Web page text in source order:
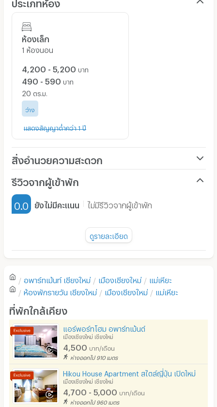
ห้องเล็ก
1 ห้องนอน
4,200 - 5,200 บาท
490 - 590 บาท
20 ตร.ม.
ว่าง
แสดงสัญญาต่ำกว่า 1 ปี
สิ่งอำนวยความสะดวก
เฟอร์นิเจอร์-ตู้, เตียง
เครื่องทำน้ำอุ่น
โซฟา
เตาปรุงอาหาร
อนุญาตให้เลี้ยงสัตว์
อนุญาตให้สูบบุหรี่ในห้องพัก
โทรศัพท์สายตรง
ที่จอดรถ
รีวิวจากผู้เข้าพัก
0.0 ยังไม่มีคะแนน ไม่มีรีวิวจากผู้เข้าพัก
ยังไม่มีรีวิวของอพาร์ทเม้นท์นี้
เขียนรีวิวแรกของอพาร์ทเม้นท์นี้
ดูรายละเอียด
อพาร์ทเม้นท์ เชียงใหม่ เมืองเชียงใหม่ แม่เหียะ
ห้องพักรายวัน เชียงใหม่ เมืองเชียงใหม่ แม่เหียะ
ที่พักใกล้เคียง
แอร์พอร์ทโฮม อพาร์ทเม้นต์
เมืองเชียงใหม่ เชียงใหม่
4,500 บาท/เดือน
ห่างออกไป 910 เมตร
Hikou House Apartment สไตล์ญี่ปุ่น เปิดใหม่
เมืองเชียงใหม่ เชียงใหม่
4,700 - 5,000 บาท/เดือน
ห่างออกไป 960 เมตร